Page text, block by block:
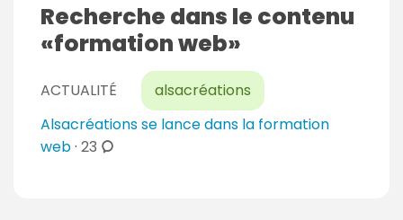
r
e
Recherche dans le contenu
formation web
ACTUALITÉ
alsacréations
Alsacréations se lance dans la formation
web· 23 c